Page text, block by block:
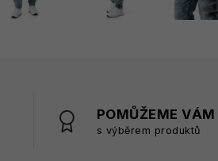
POMŮŽEME VÁM
s výběrem produktů